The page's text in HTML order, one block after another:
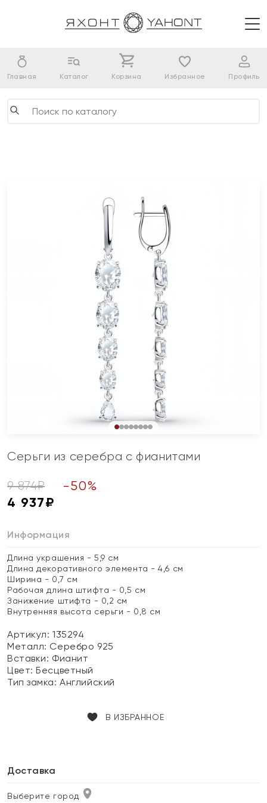
Главная Каталог Корзина Избранное Профиль
Серьги из серебра с фианитами
9 874₽ -50%
4 937₽
Информация
Длина украшения - 5,9 см
Длина декоративного элемента - 4,6 см
Ширина - 0,7 см
Рабочая длина штифта - 0,5 см
Занижение штифта - 0,2 см
Внутренняя высота серьги - 0,8 см
Артикул: 135294
Металл: Серебро 925
Вставки: Фианит
Цвет:Бесцветный
Тип замка:Английский
В ИЗБРАННОЕ
Доставка
Выберите город